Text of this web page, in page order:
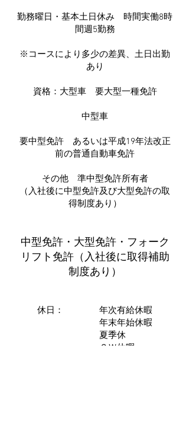
勤務曜日・基本土日休み 時間実働8時
間週5勤務
※コースにより多少の差異、土日出勤
あり
資格：大型車 要大型一種免許
中型車
要中型免許 あるいは平成19年法改正
前の普通自動車免許
その他 準中型免許所有者
（入社後に中型免許及び大型免許の取
得制度あり）
中型免許・大型免許・フォーク
リフト免許（入社後に取得補助
制度あり）
休日： 年次有給休暇
年末年始休暇
夏季休
ＧＷ休暇